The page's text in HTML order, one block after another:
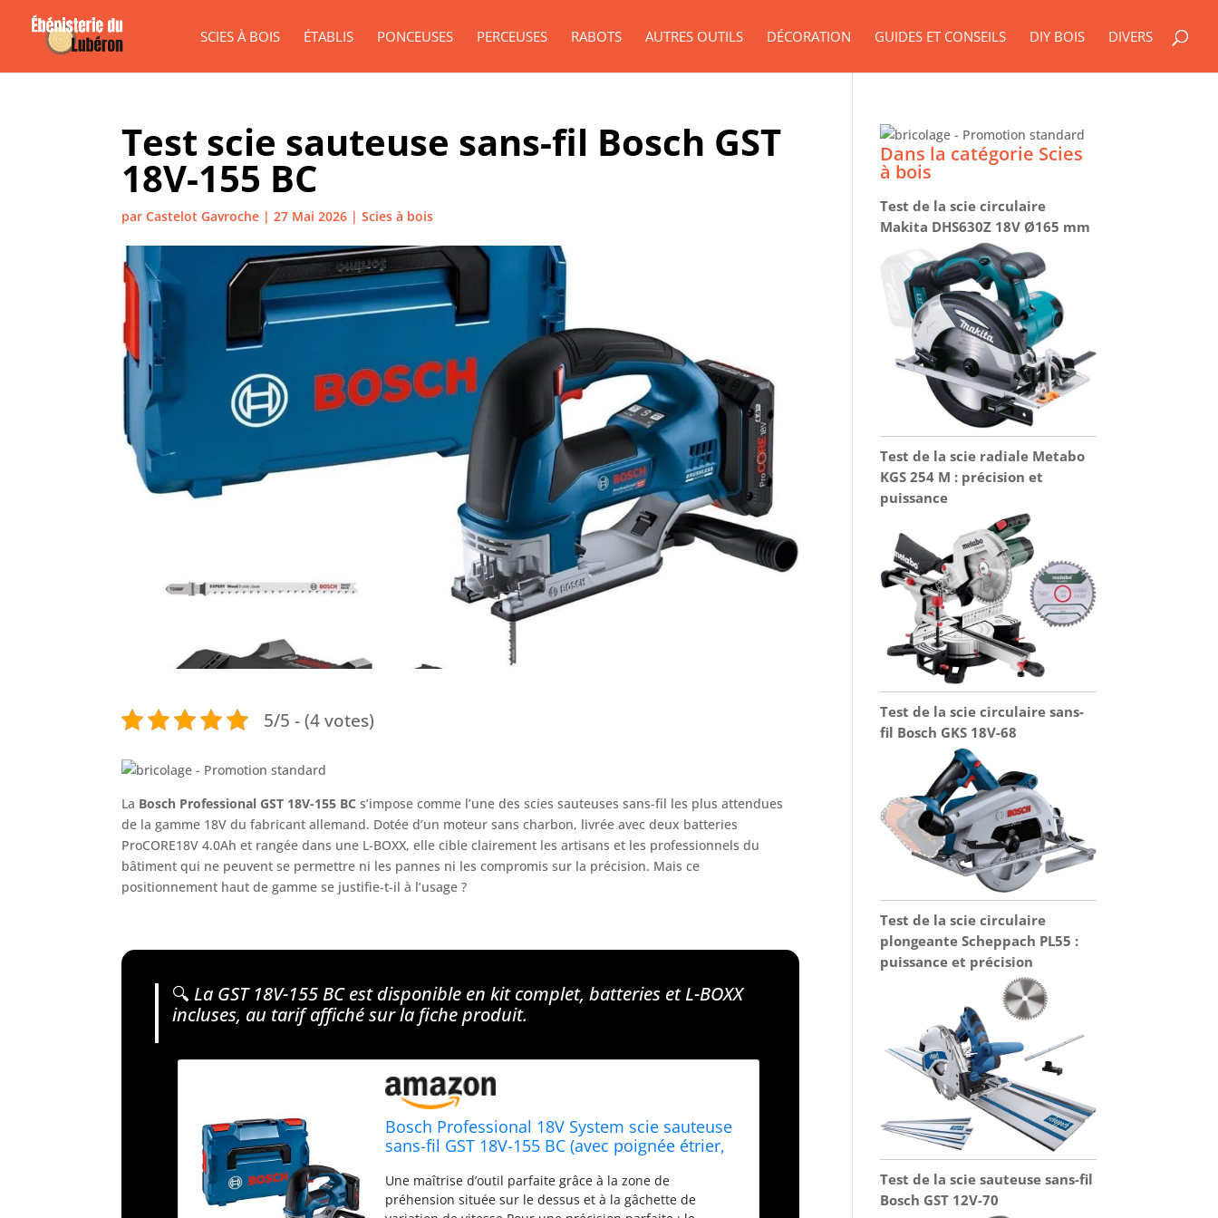
SCIES À BOIS ÉTABLIS PONCEUSES PERCEUSES RABOTS AUTRES OUTILS DÉCORATION GUIDES ET CONSEILS DIY BOIS DIVERS
Test scie sauteuse sans-fil Bosch GST
18V-155 BC
parCastelot Gavroche |27 Mai 2026 |Scies à bois
5/5 - (4 votes)
La Bosch Professional GST 18V-155 BC s’impose comme l’une des scies sauteuses sans-fil les plus attendues
de la gamme 18V du fabricant allemand. Dotée d’un moteur sans charbon, livrée avec deux batteries
ProCORE18V 4.0Ah et rangée dans une L-BOXX, elle cible clairement les artisans et les professionnels du
bâtiment qui ne peuvent se permettre ni les pannes ni les compromis sur la précision. Mais ce
positionnement haut de gamme se justifie-t-il à l’usage ?
🔍 La GST 18V-155 BC est disponible en kit complet, batteries et L-BOXX
incluses, au tarif affiché sur la fiche produit.
Bosch Professional 18V System scie sauteuse
sans-fil GST 18V-155 BC (avec poignée étrier,
ProCORE18V 4.0Ah, chargeur rapide GAL 18V-
40, 2 lames de scie, L-BOXX)
Une maîtrise d’outil parfaite grâce à la zone de
préhension située sur le dessus et à la gâchette de
Dans la catégorie Scies
à bois
Test de la scie circulaire
Makita DHS630Z 18V Ø165 mm
Test de la scie radiale Metabo
KGS 254 M : précision et
puissance
Test de la scie circulaire sans-
fil Bosch GKS 18V-68
Test de la scie circulaire
plongeante Scheppach PL55 :
puissance et précision
Test de la scie sauteuse sans-fil
Bosch GST 12V-70